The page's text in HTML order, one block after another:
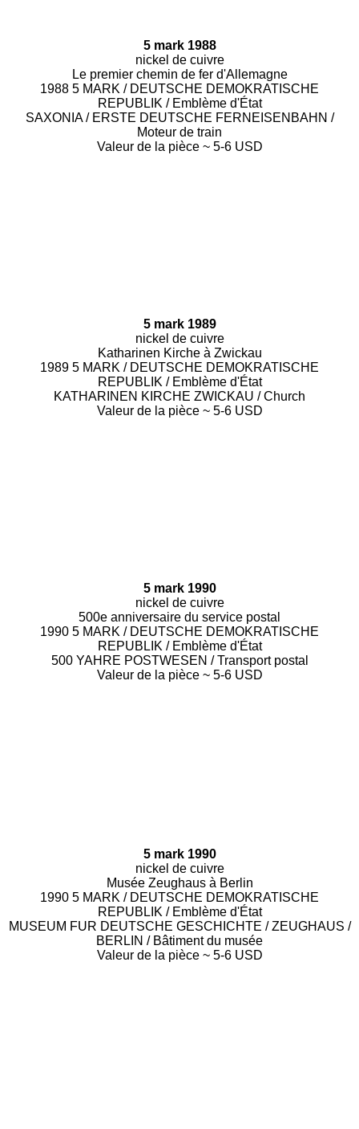
5 mark 1988
nickel de cuivre
Le premier chemin de fer d'Allemagne
1988 5 MARK / DEUTSCHE DEMOKRATISCHE
REPUBLIK / Emblème d'État
SAXONIA / ERSTE DEUTSCHE FERNEISENBAHN /
Moteur de train
Valeur de la pièce ~ 5-6 USD
5 mark 1989
nickel de cuivre
Katharinen Kirche à Zwickau
1989 5 MARK / DEUTSCHE DEMOKRATISCHE
REPUBLIK / Emblème d'État
KATHARINEN KIRCHE ZWICKAU / Church
Valeur de la pièce ~ 5-6 USD
5 mark 1990
nickel de cuivre
500e anniversaire du service postal
1990 5 MARK / DEUTSCHE DEMOKRATISCHE
REPUBLIK / Emblème d'État
500 YAHRE POSTWESEN / Transport postal
Valeur de la pièce ~ 5-6 USD
5 mark 1990
nickel de cuivre
Musée Zeughaus à Berlin
1990 5 MARK / DEUTSCHE DEMOKRATISCHE
REPUBLIK / Emblème d'État
MUSEUM FUR DEUTSCHE GESCHICHTE / ZEUGHAUS /
BERLIN / Bâtiment du musée
Valeur de la pièce ~ 5-6 USD